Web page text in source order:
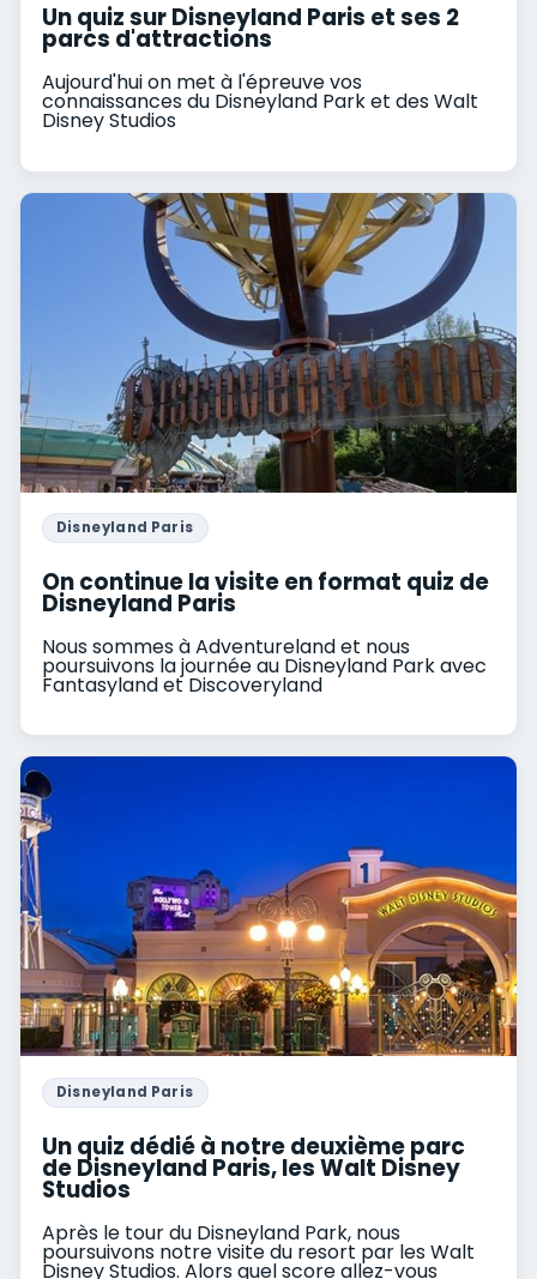
Un quiz sur Disneyland Paris et ses 2
parcs d'attractions
Aujourd'hui on met à l'épreuve vos
connaissances du Disneyland Park et des Walt
Disney Studios
Disneyland Paris
On continue la visite en format quiz de
Disneyland Paris
Nous sommes à Adventureland et nous
poursuivons la journée au Disneyland Park avec
Fantasyland et Discoveryland
Disneyland Paris
Un quiz dédié à notre deuxième parc
de Disneyland Paris, les Walt Disney
Studios
Après le tour du Disneyland Park, nous
poursuivons notre visite du resort par les Walt
Disney Studios. Alors quel score allez-vous